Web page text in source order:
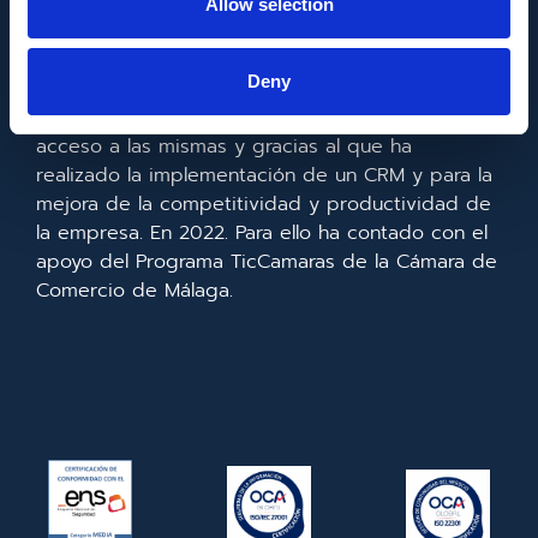
Allow selection
Deny
Metadata SL ha sido beneficiaria del Fondo
mejorar el uso y la calidad de las tecnologías de
la información y de las comunicaciones y el
acceso a las mismas y gracias al que ha
realizado la implementación de un CRM y para la
mejora de la competitividad y productividad de
la empresa. En 2022. Para ello ha contado con el
apoyo del Programa TicCamaras de la Cámara de
Comercio de Málaga.